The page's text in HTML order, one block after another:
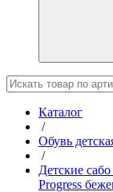
Каталог
/
Обувь
/
Детские
Progress